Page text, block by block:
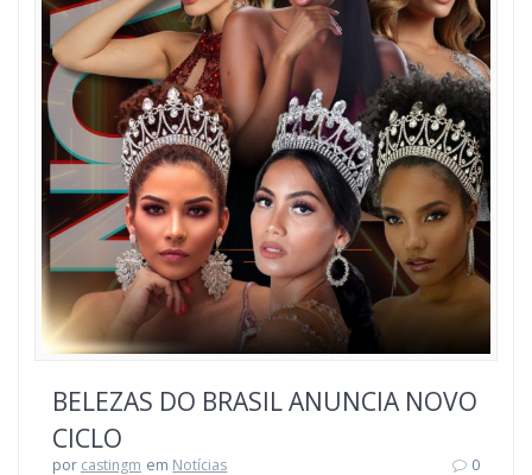
BELEZAS DO BRASIL ANUNCIA NOVO
CICLO
por castingm em Notícias
0